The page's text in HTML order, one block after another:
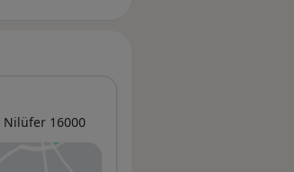
Nilüfer 16000